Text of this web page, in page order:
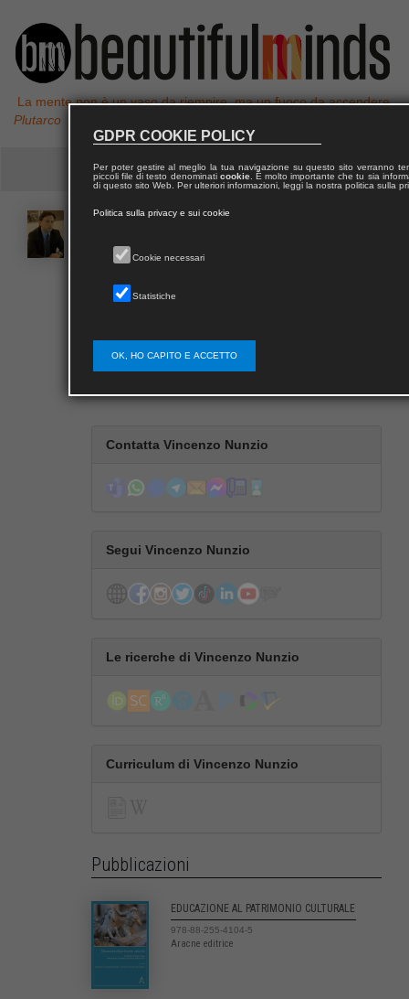
La mente non è un vaso da riempire, ma un fuoco da accendere,
Plutarco
Vincenzo Nunzio
Vincenzo Nunzio Scalcione docente Unibas e sui
temi della valutazione, didattica per competenze,
Bisogni Educativi Speciali, la didattica inclusiva,
valutazione e pedagogia della persona.
Contatta Vincenzo Nunzio
Segui Vincenzo Nunzio
Le ricerche di Vincenzo Nunzio
Curriculum di Vincenzo Nunzio
Pubblicazioni
EDUCAZIONE AL PATRIMONIO CULTURALE
978-88-255-4104-5
Aracne editrice
GDPR COOKIE POLICY
Per poter gestire al meglio la tua navigazione su questo sito verranno
piccoli file di testo denominati cookie. È molto importante che tu sia
di questo sito Web. Per ulteriori informazioni, leggi la nostra politica sulla
Politica sulla privacy e sui cookie
Cookie necessari
Statistiche
OK, HO CAPITO E ACCETTO